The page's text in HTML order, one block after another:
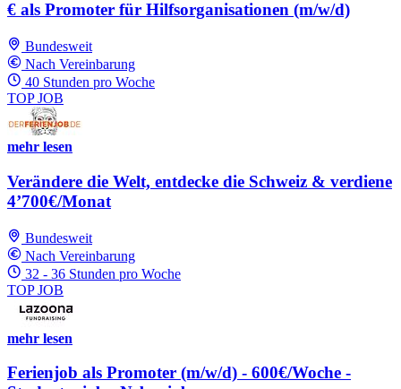
€ als Promoter für Hilfsorganisationen (m/w/d)
Bundesweit
Nach Vereinbarung
40 Stunden pro Woche
TOP JOB
mehr lesen
Verändere die Welt, entdecke die Schweiz & verdiene
4’700€/Monat
Bundesweit
Nach Vereinbarung
32 - 36 Stunden pro Woche
TOP JOB
mehr lesen
Ferienjob als Promoter (m/w/d) - 600€/Woche -